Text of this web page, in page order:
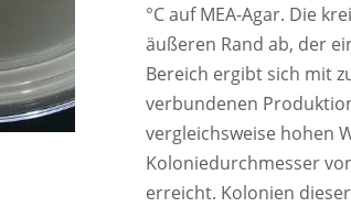
°C auf MEA-Agar. Die
äußeren Rand ab, der
Bereich ergibt sich mit
verbundenen
vergleichsweise hohen
Koloniedurchmesser
erreicht. Kolonien